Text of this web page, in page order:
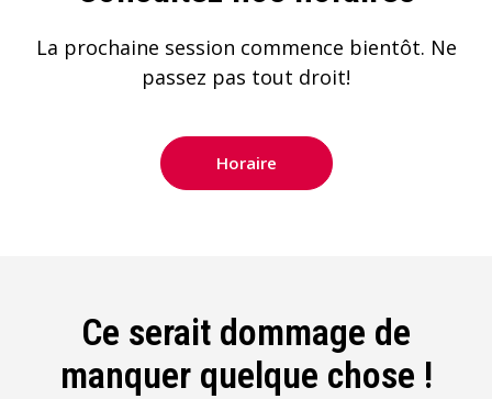
La prochaine session commence bientôt. Ne
passez pas tout droit!
Horaire
Ce serait dommage de
manquer quelque chose !